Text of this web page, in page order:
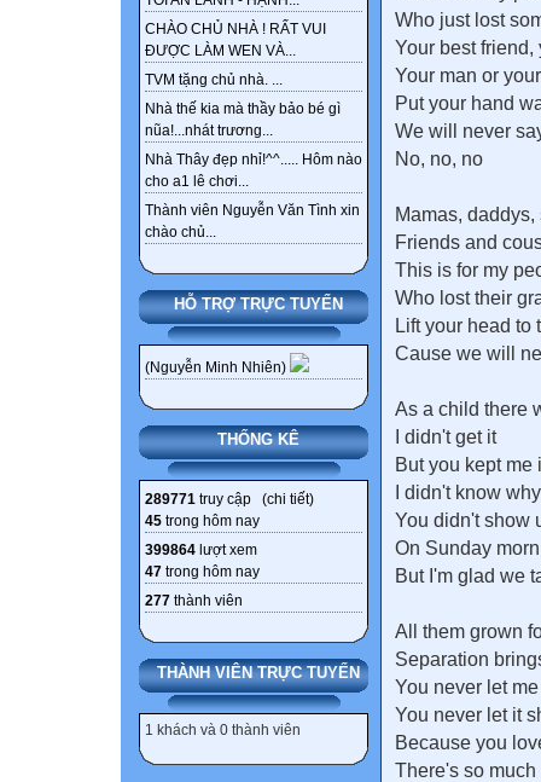
CHÀO CHỦ NHÀ ! RẤT VUI
ĐƯỢC LÀM WEN VÀ...
TVM tặng chủ nhà. ...
Nhà thế kia mà thầy bảo bé gì
nũa!...nhát trương...
Nhà Thây đẹp nhỉ!^^..... Hôm nào
cho a1 lê chơi...
Thành viên Nguyễn Văn Tình xin
chào chủ...
HỖ TRỢ TRỰC TUYẾN
(Nguyễn Minh Nhiên)
THỐNG KÊ
289771 truy cập (chi tiết)
45 trong hôm nay
399864 lượt xem
47 trong hôm nay
277 thành viên
THÀNH VIÊN TRỰC TUYẾN
1 khách và 0 thành viên
Who just lost
Your best friend,
Your man or
Put your hand
We will never
No, no, no
Mamas,
Friends and
This is for my
Who lost their
Lift your head to
Cause we will
As a child there
I didn't get it
But you kept me
I didn't know why
You didn't show
On Sunday
But I'm glad we
All them grown
Separation
You never let
You never let it
Because you
There's so